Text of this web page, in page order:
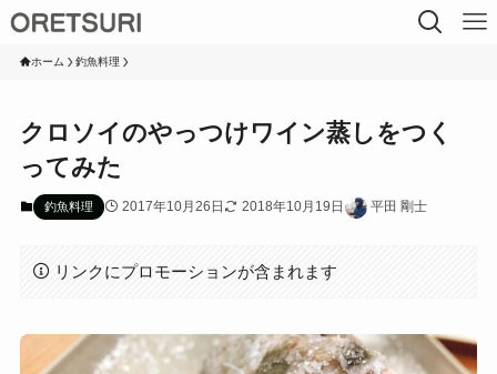
ホーム 釣魚料理
クロソイのやっつけワイン蒸しをつく
ってみた
釣魚料理 2017年10月26日 2018年10月19日 平田 剛士
リンクにプロモーションが含まれます